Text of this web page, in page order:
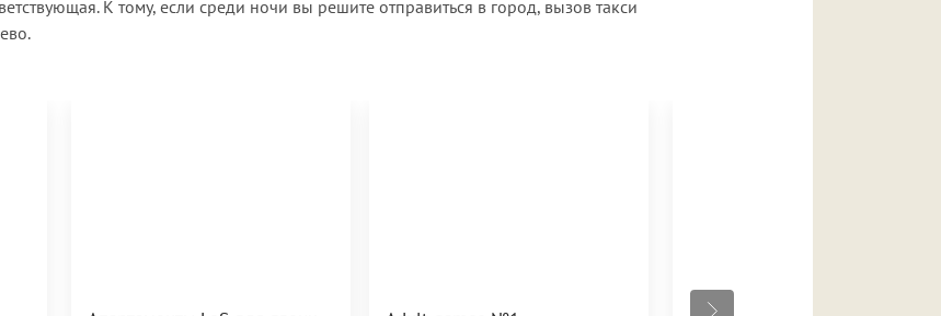
К тому, если среди ночи вы решите отправиться в город, вызов такси